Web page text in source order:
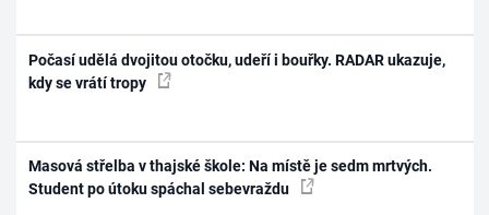
Počasí udělá dvojitou otočku, udeří i bouřky. RADAR ukazuje,
kdy se vrátí tropy
Masová střelba v thajské škole: Na místě je sedm mrtvých.
Student po útoku spáchal sebevraždu